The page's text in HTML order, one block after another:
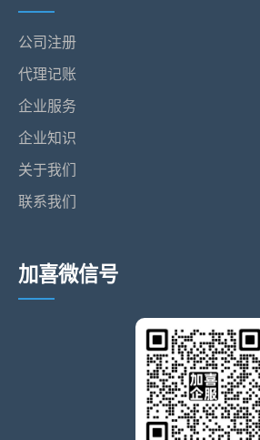
公司注册
代理记账
企业服务
企业知识
关于我们
联系我们
加喜微信号